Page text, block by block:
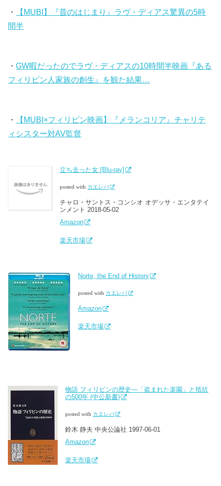
・
【MUBI】『昔のはじまり』ラヴ・ディアス驚異の5時
間半
・GW暇だったのでラヴ・ディアスの10時間半映画『ある
フィリピン人家族の創生』を観た結果…
・
【MUBI×フィリピン映画】『メランコリア』チャリテ
ィシスター対AV監督
立ち去った女 [Blu-ray]
posted with カエレバ
チャロ・サントス・コンシオ オデッサ・エンタテイ
ンメント 2018-05-02
Amazon
楽天市場
Norte, the End of History
posted with カエレバ
Amazon
楽天市場
物語 フィリピンの歴史―「盗まれた楽園」と抵抗
の500年 (中公新書)
posted with カエレバ
鈴木 静夫 中央公論社 1997-06-01
Amazon
楽天市場